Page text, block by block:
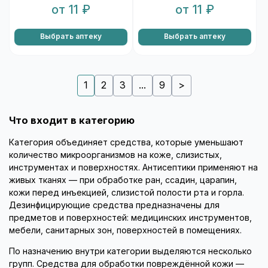
от 11 ₽
Выбрать аптеку
от 11 ₽
Выбрать аптеку
1 2 3 ... 9 >
Что входит в категорию
Категория объединяет средства, которые уменьшают
количество микроорганизмов на коже, слизистых,
инструментах и поверхностях. Антисептики применяют на
живых тканях — при обработке ран, ссадин, царапин,
кожи перед инъекцией, слизистой полости рта и горла.
Дезинфицирующие средства предназначены для
предметов и поверхностей: медицинских инструментов,
мебели, санитарных зон, поверхностей в помещениях.
По назначению внутри категории выделяются несколько
групп. Средства для обработки повреждённой кожи —